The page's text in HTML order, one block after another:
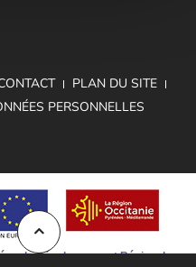
PLAN DU SITE
PERSONNELLES
de Développement Régional